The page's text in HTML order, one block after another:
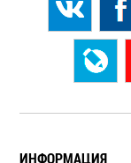
ИНФОРМАЦИЯ